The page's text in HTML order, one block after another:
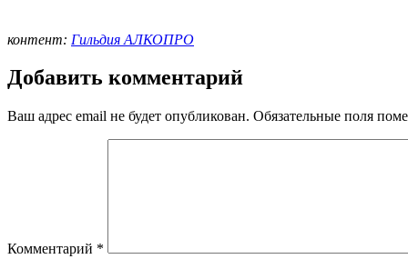
контент: Гильдия АЛКОПРО
Добавить комментарий
Ваш адрес email не будет опубликован. Обязательные поля
Комментарий *